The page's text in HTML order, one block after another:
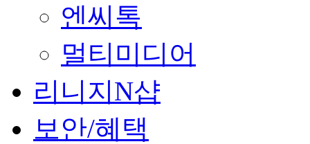
엔씨톡
멀티미디어
리니지N샵
보안/혜택